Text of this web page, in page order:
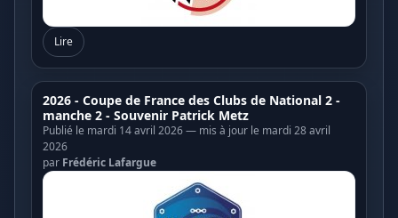
Lire
2026 - Coupe de France des Clubs de National 2 -
manche 2 - Souvenir Patrick Metz
Publié le mardi 14 avril 2026 — mis à jour le mardi 28 avril
2026
par Frédéric Lafargue